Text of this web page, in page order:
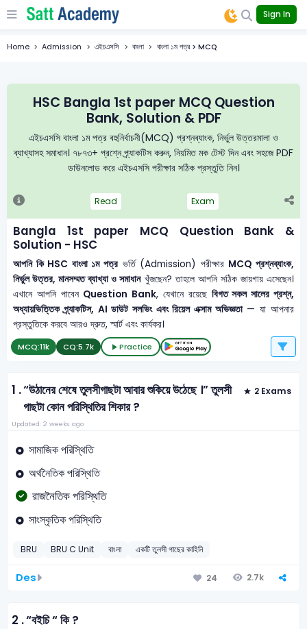
Sign In
Home Admission এইচএসসি বাংলা বাংলা ১ম পত্র > MCQ
HSC Bangla 1st paper MCQ Question
Bank, Solution & PDF
এইচএসসি বাংলা ১ম পত্র বহুনির্বাচনী(MCQ) প্রশ্নব্যাংক, নির্ভুল উত্তরমালা ও
ব্যাখ্যাসহ সমাধান। ৭৮৭৩+ প্রশ্নে প্র্যাকটিস করুন, নিয়মিত মক টেস্ট দিন এবং সহজে PDF
ডাউনলোড করে এইচএসসি পরীক্ষার সঠিক প্রস্তুতি নিন।
Read Exam
Bangla 1st paper MCQ Question Bank &
Solution - HSC
আপনি কি HSC বাংলা ১ম পত্র ভর্তি (Admission) পরীক্ষার MCQ প্রশ্নব্যাংক,
নির্ভুল উত্তর, মানসম্মত ব্যাখ্যা ও সমাধানখুঁজছেন? তাহলে আপনি সঠিক জায়গায় এসেছেন।
এখানে আপনি পাবেন Question Bank, যেখানে রয়েছে বিগত সকল সালের প্রশ্ন,
অধ্যায়ভিত্তিক প্র্যাকটিস, AI ডাউট সলভিং এবং রিয়েল এক্সাম অভিজ্ঞতা— যা আপনার
প্রস্তুতিকে করবে আরও দ্রুত, স্মার্ট এবং কার্যকর।
MCQ:11k CQ:5.7k Practice
1 .“উঠানের শেষে তুলসীগাছটা আবার শুকিয়ে উঠেছে ।” তুলসী
গাছটা কোন পরিস্থিতির শিকার ?
2 Exams
Updated: 2 weeks ago
সামাজিক পরিস্থিতি
অর্থনৈতিক পরিস্থিতি
রাজনৈতিক পরিস্থিতি
সাংস্কৃতিক পরিস্থিতি
BRU BRU C Unit বাংলা একটি তুলসী গাছের কাহিনি
Des 24 2.7k
2 .“বইচি “ কি ?